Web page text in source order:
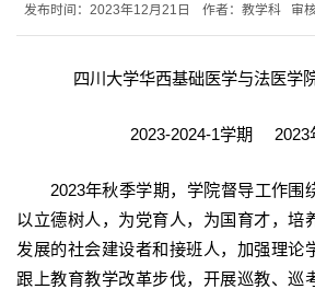
发布时间：2023年12月21日 作者：教学科 审
四川大学华西基础医学与法医学
2023-2024-1学期 2023
2023年秋季学期，学院督导工作围
以立德树人，为党育人，为国育才，培
发展的社会建设者和接班人，加强理论
跟上教育教学改革步伐，开展巡教、巡